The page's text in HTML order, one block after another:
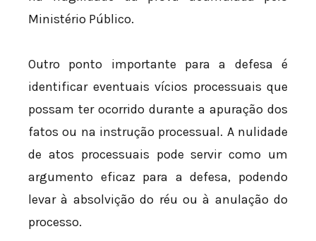
Ministério Público.
Outro ponto importante para a defesa é
identificar eventuais vícios processuais que
possam ter ocorrido durante a apuração dos
fatos ou na instrução processual. A nulidade
de atos processuais pode servir como um
argumento eficaz para a defesa, podendo
levar à absolvição do réu ou à anulação do
processo.